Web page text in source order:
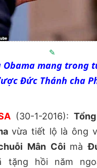
Obama mang trong
Đức Thánh cha
(30-1-2016):
vừa tiết lộ là ông
Mân Côi mà
tặng hồi năm